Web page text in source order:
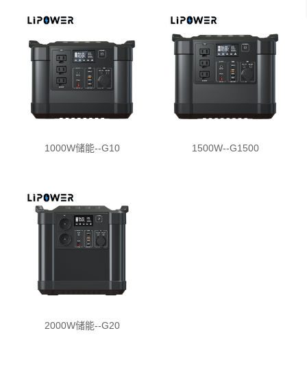
1000W储能--G10 1500W--G1500
2000W储能--G20